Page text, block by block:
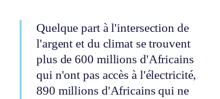
Quelque part à l'intersection de
l'argent et du climat se trouvent
plus de 600 millions d'Africains
qui n'ont pas accès à l'électricité,
890 millions d'Africains qui ne